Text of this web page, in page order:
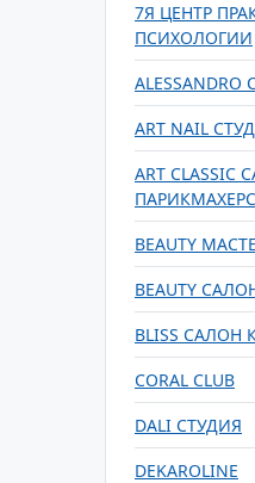
7Я ЦЕНТР
ПСИХОЛОГИИ
ART NAIL
ART CLASSIC
BEAUTY
BEAUTY
BLISS САЛОН
CORAL CLUB
DALI СТУДИЯ
DEKAROLINE